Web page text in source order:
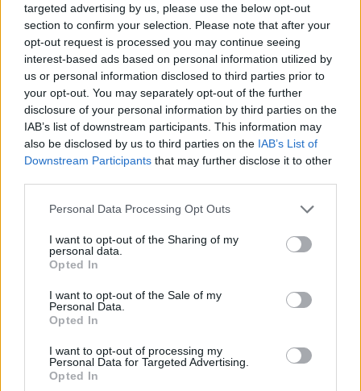
targeted advertising by us, please use the below opt-out
section to confirm your selection. Please note that after your
opt-out request is processed you may continue seeing
interest-based ads based on personal information utilized by
us or personal information disclosed to third parties prior to
your opt-out. You may separately opt-out of the further
disclosure of your personal information by third parties on the
IAB’s list of downstream participants. This information may
also be disclosed by us to third parties on the IAB’s List of
Downstream Participants that may further disclose it to other
Personal Data Processing Opt Outs
I want to opt-out of the Sharing of my
personal data.
Opted In
I want to opt-out of the Sale of my
Personal Data.
Opted In
I want to opt-out of processing my
Personal Data for Targeted Advertising.
Opted In